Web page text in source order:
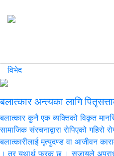
राजनीति
/
उत्पादन
दृष्टिकोण
विभेद
बलात्कार अन्त्यका लागि
बलात्कार कुनै एक व्यक्तिको विकृत
सामाजिक संरचनाद्वारा रोपिएको गहिरो
बलात्कारीलाई मृत्युदण्ड वा आजीवन
। तर यथार्थ फरक छ । सजायले